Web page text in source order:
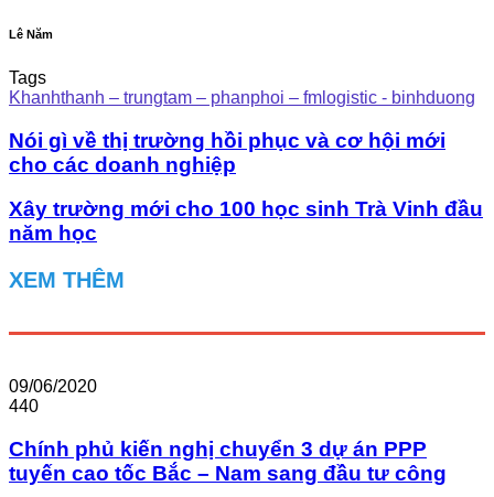
Lê Năm
Tags
Khanhthanh – trungtam – phanphoi – fmlogistic - binhduong
Nói gì về thị trường hồi phục và cơ hội mới
cho các doanh nghiệp
Xây trường mới cho 100 học sinh Trà Vinh đầu
năm học
XEM THÊM
09/06/2020
440
Chính phủ kiến nghị chuyển 3 dự án PPP
tuyến cao tốc Bắc – Nam sang đầu tư công